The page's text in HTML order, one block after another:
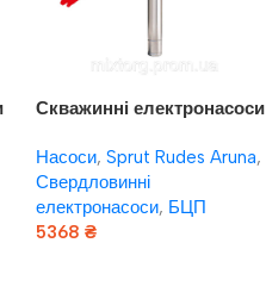
Скважинні електронасоси
“Насоси+” БЦП 1,8-60У*
(муфта, кабель 2 м)
комплектація “В”
Насоси, Sprut Rudes Aruna,
Свердловинні
електронасоси, БЦП
5368 ₴